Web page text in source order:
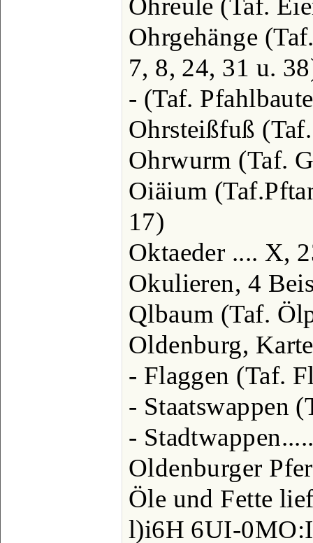
Ohreule (Taf.
Ohrgehänge
7, 8, 24, 31 u.
- (Taf.
Ohrsteißfuß
Ohrwurm (Taf.
Oiäium
17)
Oktaeder .... X,
Okulieren, 4
Qlbaum (Taf.
Oldenburg,
- Flaggen (Taf.
- Staatswappen
-
Oldenburger
Öle und Fette
l)i6H 6UI-